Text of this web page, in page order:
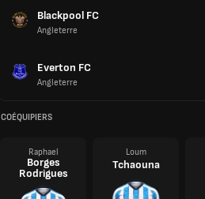
Blackpool FC
Angleterre
Everton FC
Angleterre
COÉQUIPIERS
Raphael
Borges
Rodrigues
Loum
Tchaouna